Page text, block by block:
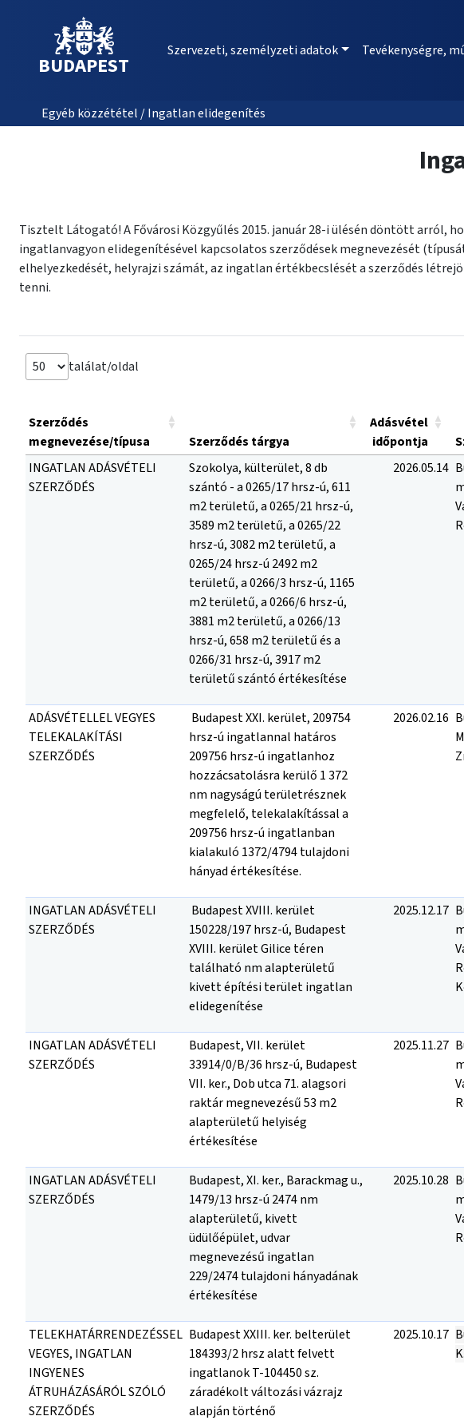
BUDAPEST
Szervezeti, személyzeti adatok Tevékenységre,
Egyéb közzététel / Ingatlan elidegenítés
Tisztelt Látogató! A Fővárosi Közgyűlés 2015. január 28-i ülésén döntött arról,
ingatlanvagyon elidegenítésével kapcsolatos szerződések megnevezését
elhelyezkedését, helyrajzi számát, az ingatlan értékbecslését a szerződés
tenni.
találat/oldal
Szerződés
megnevezése/típusa
Szerződés tárgya
Adásvétel
időpontja
INGATLAN ADÁSVÉTELI
SZERZŐDÉS
Szokolya, külterület, 8 db
szántó - a 0265/17 hrsz-ú, 611
m2 területű, a 0265/21 hrsz-ú,
3589 m2 területű, a 0265/22
hrsz-ú, 3082 m2 területű, a
0265/24 hrsz-ú 2492 m2
területű, a 0266/3 hrsz-ú, 1165
m2 területű, a 0266/6 hrsz-ú,
3881 m2 területű, a 0266/13
hrsz-ú, 658 m2 területű és a
0266/31 hrsz-ú, 3917 m2
területű szántó értékesítése
2026.05.14
ADÁSVÉTELLEL VEGYES
TELEKALAKÍTÁSI
SZERZŐDÉS
Budapest XXI. kerület, 209754
hrsz-ú ingatlannal határos
209756 hrsz-ú ingatlanhoz
hozzácsatolásra kerülő 1 372
nm nagyságú területrésznek
megfelelő, telekalakítással a
209756 hrsz-ú ingatlanban
kialakuló 1372/4794 tulajdoni
hányad értékesítése.
2026.02.16
INGATLAN ADÁSVÉTELI
SZERZŐDÉS
Budapest XVIII. kerület
150228/197 hrsz-ú, Budapest
XVIII. kerület Gilice téren
található nm alapterületű
kivett építési terület ingatlan
elidegenítése
2025.12.17
INGATLAN ADÁSVÉTELI
SZERZŐDÉS
Budapest, VII. kerület
33914/0/B/36 hrsz-ú, Budapest
VII. ker., Dob utca 71. alagsori
raktár megnevezésű 53 m2
alapterületű helyiség
értékesítése
2025.11.27
INGATLAN ADÁSVÉTELI
SZERZŐDÉS
Budapest, XI. ker., Barackmag u.,
1479/13 hrsz-ú 2474 nm
alapterületű, kivett
üdülőépület, udvar
megnevezésű ingatlan
229/2474 tulajdoni hányadának
értékesítése
2025.10.28
TELEKHATÁRRENDEZÉSSEL
VEGYES, INGATLAN
INGYENES
ÁTRUHÁZÁSÁRÓL SZÓLÓ
SZERZŐDÉS
Budapest XXIII. ker. belterület
184393/2 hrsz alatt felvett
ingatlanok T-104450 sz.
záradékolt változási vázrajz
alapján történő
2025.10.17